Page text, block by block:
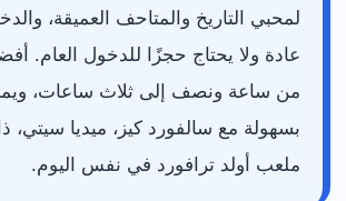
لمحبي التاريخ والمتاحف العميقة،
عادة ولا يحتاج حجزًا للدخول العام.
من ساعة ونصف إلى ثلاث ساعات،
بسهولة مع سالفورد كيز، ميديا سيتي،
ملعب أولد ترافورد في نفس اليوم.